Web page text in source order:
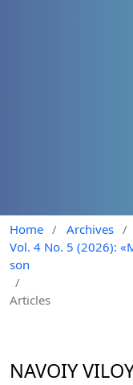
Home / Archives /
Vol. 4 No. 5 (2026):
son
/
Articles
NAVOIY